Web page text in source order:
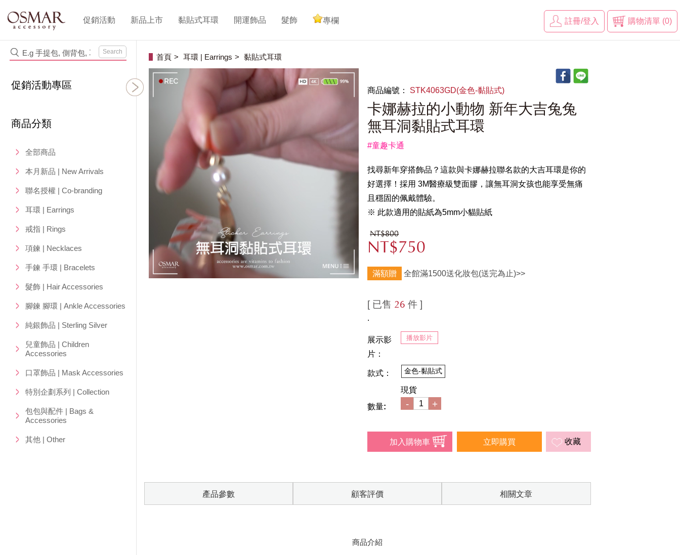
促銷活動 新品上市 黏貼式耳環 開運飾品 髮飾 專欄 購物清單 (0)
註冊/登入
Search
促銷活動專區
商品分類
全部商品
本月新品 | New Arrivals
聯名授權 | Co-branding
耳環 | Earrings
戒指 | Rings
項鍊 | Necklaces
手鍊 手環 | Bracelets
髮飾 | Hair Accessories
腳鍊 腳環 | Ankle Accessories
純銀飾品 | Sterling Silver
兒童飾品 | Children
Accessories
口罩飾品 | Mask Accessories
特別企劃系列 | Collection
包包與配件 | Bags &
Accessories
其他 | Other
首頁 耳環 | Earrings 黏貼式耳環
商品編號： STK4063GD(金色-黏貼式)
卡娜赫拉的小動物 新年大吉兔兔
無耳洞黏貼式耳環
#童趣卡通
找尋新年穿搭飾品？這款與卡娜赫拉聯名款的大吉耳環是你的
好選擇！採用 3M醫療級雙面膠，讓無耳洞女孩也能享受無痛
且穩固的佩戴體驗。
※ 此款適用的貼紙為5mm小貓貼紙
NT$800
NT$750
滿額贈 全館滿1500送化妝包(送完為止)>>
[ 已售 26 件 ]
.
展示影
片：
播放影片
款式： 金色-黏貼式
現貨
數量:
- +
收藏
產品參數 顧客評價 相關文章
商品介紹